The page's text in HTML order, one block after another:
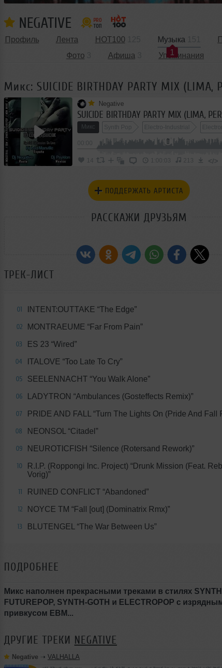
NEGATIVE
Профиль Лента HOT100
Музыка
1
Фото
Афиша Упоминания
Микс: SUICIDE BIRTHDAY PARTY MIX (LIMA,
Negative
SUICIDE BIRTHDAY PARTY MIX (LIMA,
Микс Synth Pop Electro-Industrial
1:00:03 213 </>
ПОДДЕРЖАТЬ АРТИСТА
РАССКАЖИ ДРУЗЬЯМ
ТРЕК-ЛИСТ
01 INTENT:OUTTAKE “The Edge”
02 MONTRAEUME “Far From Pain”
03 ES 23 “Wired”
04 ITALOVE “Too Late To Cry”
05 SEELENNACHT “You Walk Alone”
06 LADYTRON “Ambulances (Gosteffects Remix)”
07 PRIDE AND FALL “Turn The Lights On (Pride And Fall
08 NEONSOL “Citadel”
09 NEUROTICFISH “Silence (Rotersand Rework)”
10
R.I.P. (Roppongi Inc. Project) “Drunk Mission (Feat.
Vorig)”
11 RUINED CONFLICT “Abandoned”
12 NOYCE TM “Fall [out] (Dominatrix Rmx)”
13 BLUTENGEL “The War Between Us”
ПОДРОБНЕЕ
Микс наполнен прекрасными треками в стилях
FUTUREPOP, SYNTH-GOTH и ELECTROPOP с
привкусом ЕВМ...
ДРУГИЕ ТРЕКИ NEGATIVE
Negative ➝ VALHALLA